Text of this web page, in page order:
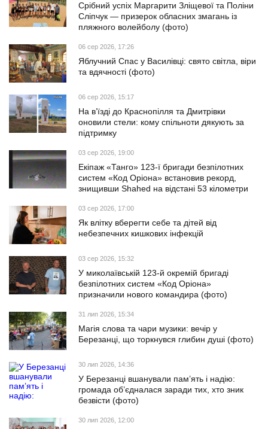
Срібний успіх Маргарити Зліщевої та Поліни
Сліпчук — призерок обласних змагань із
пляжного волейболу (фото)
06 сер 2026, 17:26
Яблучний Спас у Василівці: свято світла, віри
та вдячності (фото)
06 сер 2026, 15:17
На в’їзді до Краснопілля та Дмитрівки
оновили стели: кому спільноти дякують за
підтримку
03 сер 2026, 19:00
Екіпаж «Танго» 123-ї бригади безпілотних
систем «Код Оріона» встановив рекорд,
знищивши Shahed на відстані 53 кілометри
03 сер 2026, 17:00
Як влітку вберегти себе та дітей від
небезпечних кишкових інфекцій
03 сер 2026, 15:32
У миколаївській 123-й окремій бригаді
безпілотних систем «Код Оріона»
призначили нового командира (фото)
31 лип 2026, 15:34
Магія слова та чари музики: вечір у
Березанці, що торкнувся глибин душі (фото)
30 лип 2026, 14:36
У Березанці вшанували пам’ять і надію:
громада об’єдналася заради тих, хто зник
безвісти (фото)
30 лип 2026, 12:00